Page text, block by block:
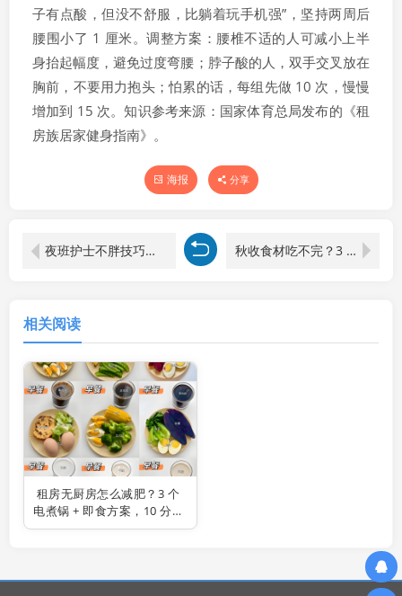
子有点酸，但没不舒服，比躺着玩手机强”，坚持两周后
腰围小了 1 厘米。调整方案：腰椎不适的人可减小上半
身抬起幅度，避免过度弯腰；脖子酸的人，双手交叉放在
胸前，不要用力抱头；怕累的话，每组先做 10 次，慢慢
增加到 15 次。知识参考来源：国家体育总局发布的《租
房族居家健身指南》。
海报 分享
夜班护士不胖技巧！3 个熬夜减脂法，速食也能瘦，体重稳在 90 斤 秋收食材吃不完？3 个秋季减肥方法：2 道低卡利用餐 + 1 个家务运动，不浪费还掉秤
相关阅读
租房无厨房怎么减肥？3 个
电煮锅 + 即食方案，10 分钟
搞定，1 周瘦 2 斤